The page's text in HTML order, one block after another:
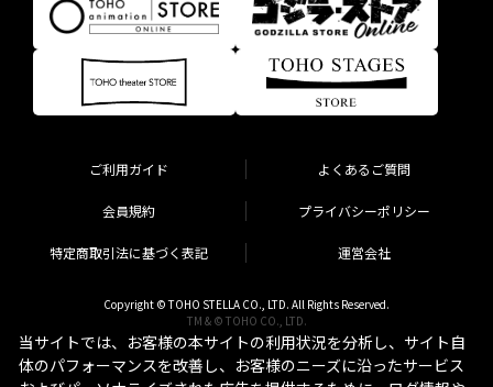
ご利用ガイド よくあるご質問
会員規約 プライバシーポリシー
特定商取引法に基づく表記 運営会社
Copyright © TOHO STELLA CO., LTD. All Rights Reserved.
TM & © TOHO CO., LTD.
当サイトでは、お客様の本サイトの利用状況を分析し、サイト自
体のパフォーマンスを改善し、お客様のニーズに沿ったサービス